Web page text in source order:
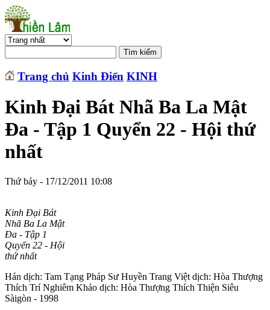
Trang chủ Kinh Điển KINH
Kinh Đại Bát Nhã Ba La Mật
Đa - Tập 1 Quyển 22 - Hội thứ
nhất
Thứ bảy - 17/12/2011 10:08
Kinh Đại Bát
Nhã Ba La Mật
Đa - Tập 1
Quyển 22 - Hội
thứ nhất
Hán dịch: Tam Tạng Pháp Sư Huyền Trang Việt dịch: Hòa Thượng
Thích Trí Nghiêm Khảo dịch: Hòa Thượng Thích Thiện Siêu
Sàigòn - 1998